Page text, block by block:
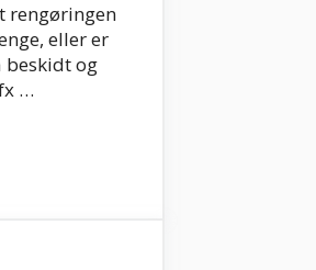
rengøringen
eller er
beskidt og
…